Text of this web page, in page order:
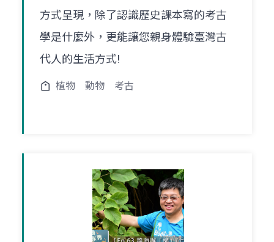
方式呈現，除了認識歷史課本寫的考古
學是什麼外，更能讓您親身體驗臺灣古
代人的生活方式!
植物 動物 考古